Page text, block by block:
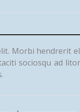
Morbi hendrerit
sociosqu ad